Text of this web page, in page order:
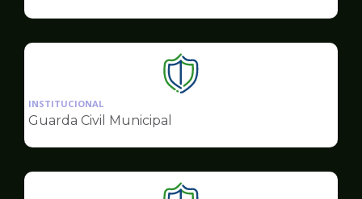
Segurança
Ilustração
da
Segurança
INSTITUCIONAL
Guarda Civil Municipal